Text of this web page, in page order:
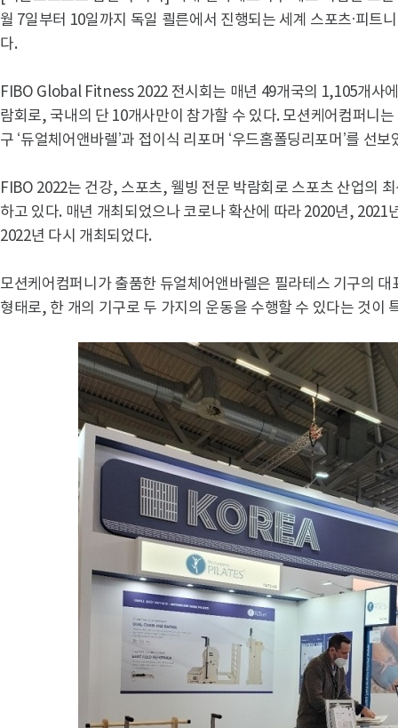
월 7일부터 10일까지 독일 쾰른에서 진행되는 세계 스포츠·피트
다.
FIBO Global Fitness 2022 전시회는 매년 49개국의 1,105개사
람회로, 국내의 단 10개사만이 참가할 수 있다. 모션케어컴퍼니
구 ‘듀얼체어앤바렐’과 접이식 리포머 ‘우드홈폴딩리포머’를 선보
FIBO 2022는 건강, 스포츠, 웰빙 전문 박람회로 스포츠 산업의
하고 있다. 매년 개최되었으나 코로나 확산에 따라 2020년, 2021
2022년 다시 개최되었다.
모션케어컴퍼니가 출품한 듀얼체어앤바렐은 필라테스 기구의
형태로, 한 개의 기구로 두 가지의 운동을 수행할 수 있다는 것이